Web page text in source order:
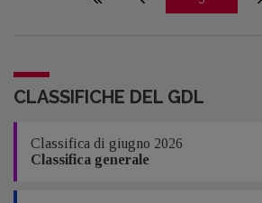
CLASSIFICHE DEL GDL
Classifica di giugno 2026
Classifica generale